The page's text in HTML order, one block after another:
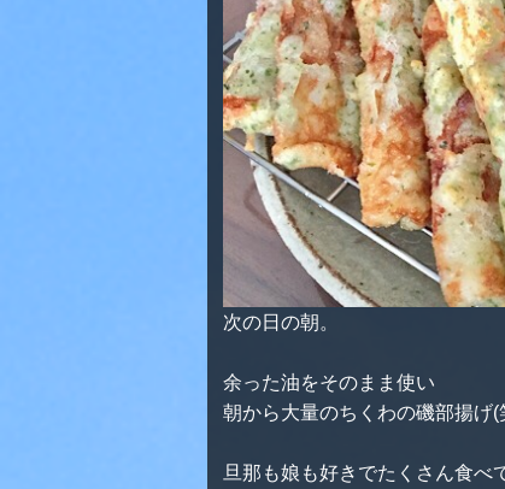
次の日の朝。
余った油をそのまま使い
朝から大量のちくわの磯部揚げ(
旦那も娘も好きでたくさん食べ